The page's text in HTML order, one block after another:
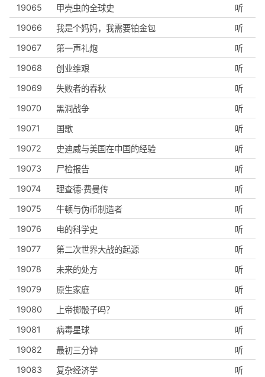
19065
甲壳虫的全球史
听
19066
我是个妈妈，我需要铂金包
听
19067
第一声礼炮
听
19068
创业维艰
听
19069
失败者的春秋
听
19070
黑洞战争
听
19071
国歌
听
19072
史迪威与美国在中国的经验
听
19073
尸检报告
听
19074
理查德·费曼传
听
19075
牛顿与伪币制造者
听
19076
电的科学史
听
19077
第二次世界大战的起源
听
19078
未来的处方
听
19079
原生家庭
听
19080
上帝掷骰子吗？
听
19081
病毒星球
听
19082
最初三分钟
听
19083
复杂经济学 听